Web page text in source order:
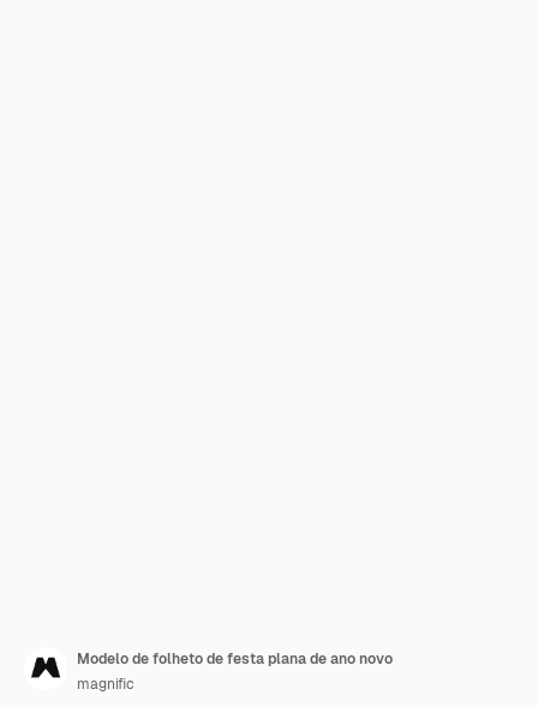
Modelo de folheto de festa plana de ano novo
magnific